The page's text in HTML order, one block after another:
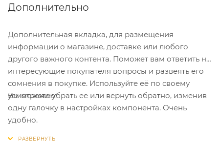
Дополнительно
Дополнительная вкладка, для размещения
информации о магазине, доставке или любого
другого важного контента. Поможет вам ответить на
интересующие покупателя вопросы и развеять его
сомнения в покупке. Используйте её по своему
усмотрению.
Вы можете убрать её или вернуть обратно, изменив
одну галочку в настройках компонента. Очень
удобно.